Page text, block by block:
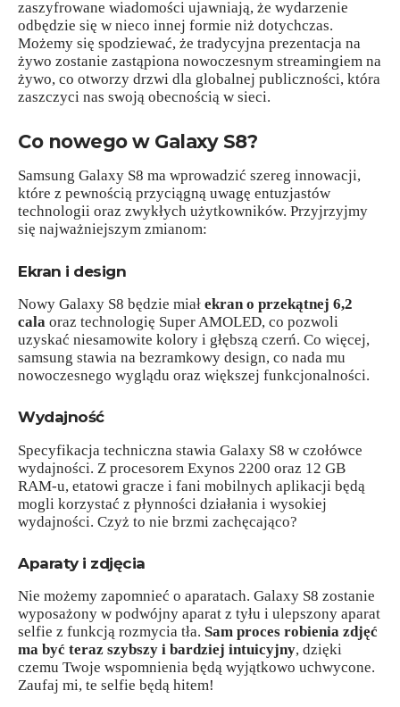
zaszyfrowane wiadomości ujawniają, że wydarzenie
odbędzie się w nieco innej formie niż dotychczas.
Możemy się spodziewać, że tradycyjna prezentacja na
żywo zostanie zastąpiona nowoczesnym streamingiem na
żywo, co otworzy drzwi dla globalnej publiczności, która
zaszczyci nas swoją obecnością w sieci.
Co nowego w Galaxy S8?
Samsung Galaxy S8 ma wprowadzić szereg innowacji,
które z pewnością przyciągną uwagę entuzjastów
technologii oraz zwykłych użytkowników. Przyjrzyjmy
się najważniejszym zmianom:
Ekran i design
Nowy Galaxy S8 będzie miał ekran o przekątnej 6,2
cala oraz technologię Super AMOLED, co pozwoli
uzyskać niesamowite kolory i głębszą czerń. Co więcej,
samsung stawia na bezramkowy design, co nada mu
nowoczesnego wyglądu oraz większej funkcjonalności.
Wydajność
Specyfikacja techniczna stawia Galaxy S8 w czołówce
wydajności. Z procesorem Exynos 2200 oraz 12 GB
RAM-u, etatowi gracze i fani mobilnych aplikacji będą
mogli korzystać z płynności działania i wysokiej
wydajności. Czyż to nie brzmi zachęcająco?
Aparaty i zdjęcia
Nie możemy zapomnieć o aparatach. Galaxy S8 zostanie
wyposażony w podwójny aparat z tyłu i ulepszony aparat
selfie z funkcją rozmycia tła. Sam proces robienia zdjęć
ma być teraz szybszy i bardziej intuicyjny, dzięki
czemu Twoje wspomnienia będą wyjątkowo uchwycone.
Zaufaj mi, te selfie będą hitem!